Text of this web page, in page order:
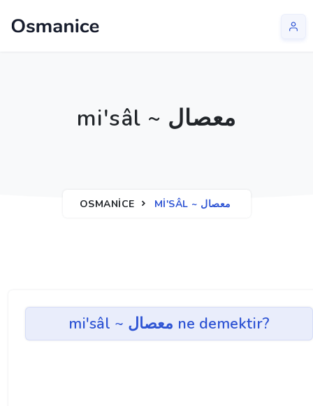
mi'sâl ~ معصال
OSMANICE MI'SÂL ~ معصال
mi'sâl ~ معصال ne demektir?